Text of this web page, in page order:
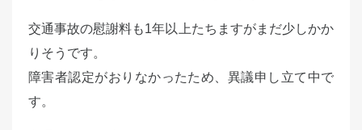
交通事故の慰謝料も1年以上たちますがまだ少しかか
りそうです。
障害者認定がおりなかったため、異議申し立て中で
す。